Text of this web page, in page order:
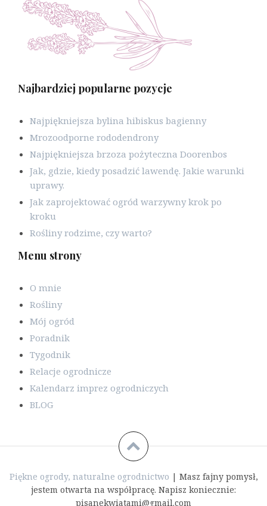
Najbardziej popularne pozycje
Najpiękniejsza bylina hibiskus bagienny
Mrozoodporne rododendrony
Najpiękniejsza brzoza pożyteczna Doorenbos
Jak, gdzie, kiedy posadzić lawendę. Jakie warunki
uprawy.
Jak zaprojektować ogród warzywny krok po
kroku
Rośliny rodzime, czy warto?
Menu strony
O mnie
Rośliny
Mój ogród
Poradnik
Tygodnik
Relacje ogrodnicze
Kalendarz imprez ogrodniczych
BLOG
Piękne ogrody, naturalne ogrodnictwo | Masz fajny pomysł,
jestem otwarta na współpracę. Napisz koniecznie:
pisanekwiatami@gmail.com